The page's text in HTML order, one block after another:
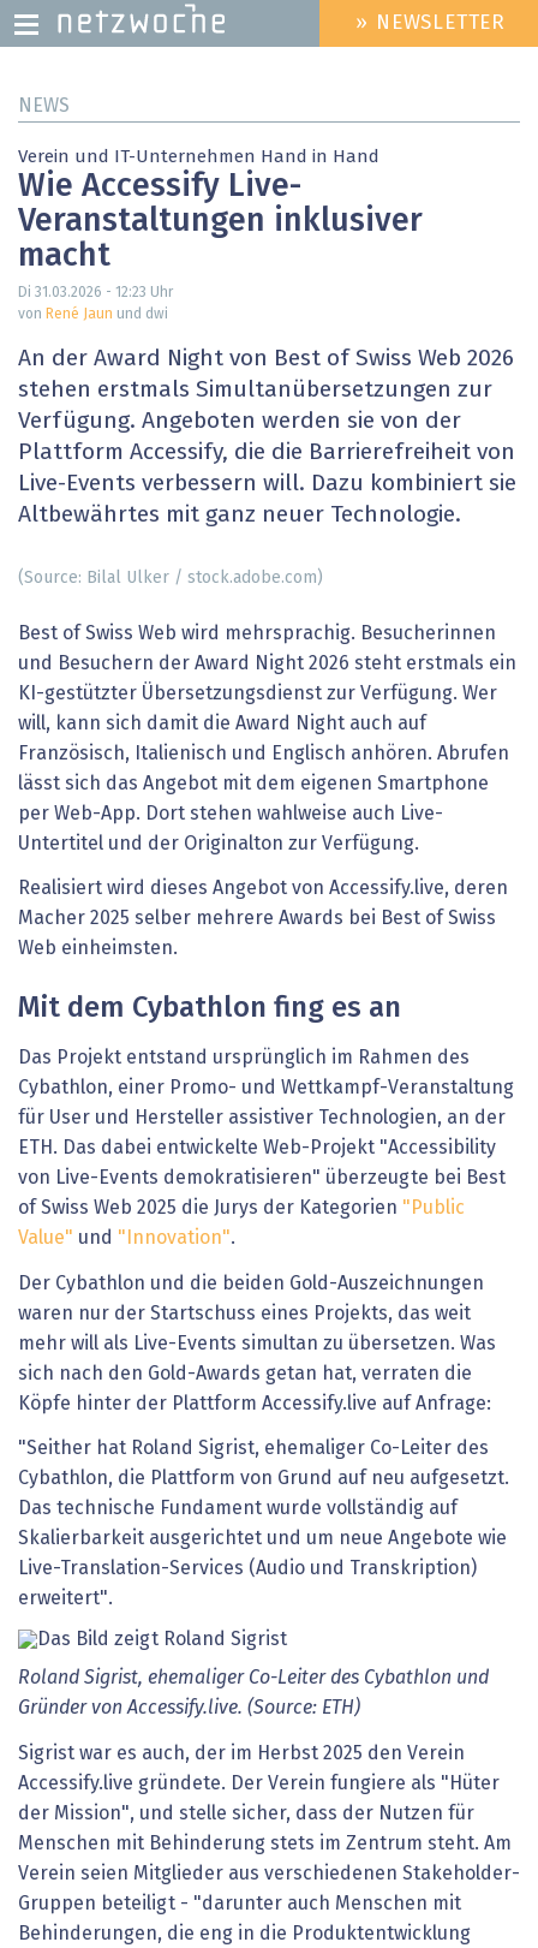
zum
HEADER
MENU
» NEWSLETTER
NEWS
Verein und IT-Unternehmen Hand in Hand
Wie Accessify Live-
Veranstaltungen inklusiver
macht
Di 31.03.2026 - 12:23 Uhr
von René Jaun und dwi
An der Award Night von Best of Swiss Web 2026
stehen erstmals Simultanübersetzungen zur
Verfügung. Angeboten werden sie von der
Plattform Accessify, die die Barrierefreiheit von
Live-Events verbessern will. Dazu kombiniert sie
Altbewährtes mit ganz neuer Technologie.
(Source: Bilal Ulker / stock.adobe.com)
Best of Swiss Web wird mehrsprachig. Besucherinnen
und Besuchern der Award Night 2026 steht erstmals ein
KI-gestützter Übersetzungsdienst zur Verfügung. Wer
will, kann sich damit die Award Night auch auf
Französisch, Italienisch und Englisch anhören. Abrufen
lässt sich das Angebot mit dem eigenen Smartphone
per Web-App. Dort stehen wahlweise auch Live-
Untertitel und der Originalton zur Verfügung.
Realisiert wird dieses Angebot von Accessify.live, deren
Macher 2025 selber mehrere Awards bei Best of Swiss
Web einheimsten.
Mit dem Cybathlon fing es an
Das Projekt entstand ursprünglich im Rahmen des
Cybathlon, einer Promo- und Wettkampf-Veranstaltung
für User und Hersteller assistiver Technologien, an der
ETH. Das dabei entwickelte Web-Projekt "Accessibility
von Live-Events demokratisieren" überzeugte bei Best
of Swiss Web 2025 die Jurys der Kategorien "Public
Value" und "Innovation".
Der Cybathlon und die beiden Gold-Auszeichnungen
waren nur der Startschuss eines Projekts, das weit
mehr will als Live-Events simultan zu übersetzen. Was
sich nach den Gold-Awards getan hat, verraten die
Köpfe hinter der Plattform Accessify.live auf Anfrage:
"Seither hat Roland Sigrist, ehemaliger Co-Leiter des
Cybathlon, die Plattform von Grund auf neu aufgesetzt.
Das technische Fundament wurde vollständig auf
Skalierbarkeit ausgerichtet und um neue Angebote wie
Live-Translation-Services (Audio und Transkription)
erweitert".
Roland Sigrist, ehemaliger Co-Leiter des Cybathlon und
Gründer von Accessify.live. (Source: ETH)
Sigrist war es auch, der im Herbst 2025 den Verein
Accessify.live gründete. Der Verein fungiere als "Hüter
der Mission", und stelle sicher, dass der Nutzen für
Menschen mit Behinderung stets im Zentrum steht. Am
Verein seien Mitglieder aus verschiedenen Stakeholder-
Gruppen beteiligt - "darunter auch Menschen mit
Behinderungen, die eng in die Produktentwicklung